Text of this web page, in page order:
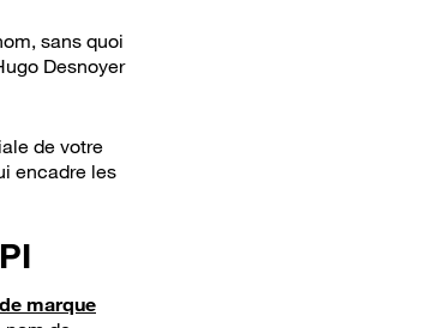
sans quoi
Desnoyer
de votre
encadre les
marque